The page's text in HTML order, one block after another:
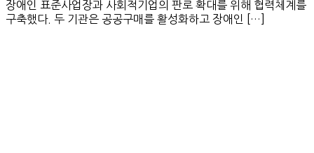
장애인 표준사업장과 사회적기업의 판로 확대를 위해 협력체계를
구축했다. 두 기관은 공공구매를 활성화하고 장애인 […]